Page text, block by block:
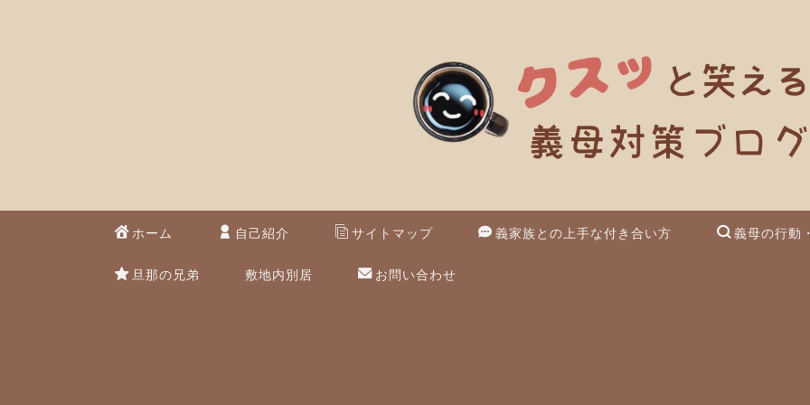
ホーム 自己紹介 サイトマップ 義家族との上手な付き合い方 義母の行動
旦那の兄弟 敷地内別居 お問い合わせ